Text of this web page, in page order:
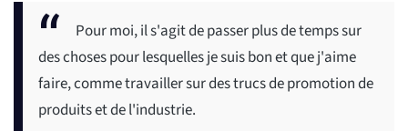
Pour moi, il s'agit de passer plus de temps sur
des choses pour lesquelles je suis bon et que j'aime
faire, comme travailler sur des trucs de promotion de
produits et de l'industrie.